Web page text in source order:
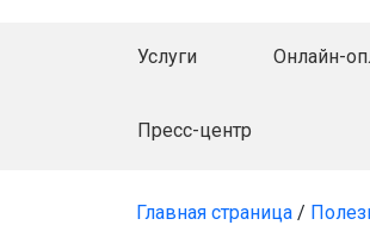
Услуги Онлайн-
Пресс-центр
Главная страница /